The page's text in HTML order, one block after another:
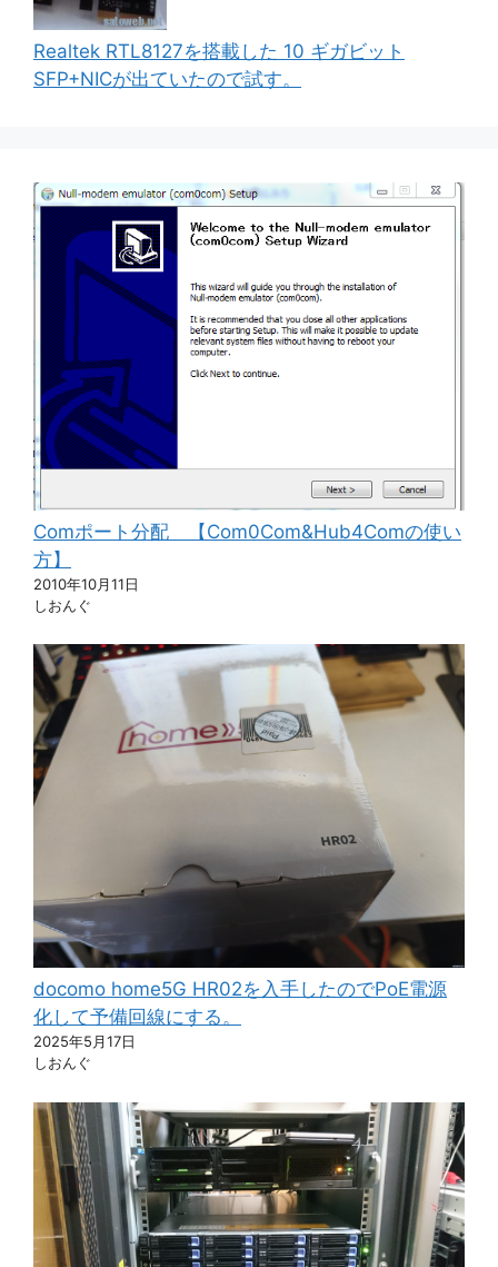
Realtek RTL8127を搭載した 10 ギガビット
SFP+NICが出ていたので試す。
Comポート分配 【Com0Com&Hub4Comの使い
方】
2010年10月11日
しおんぐ
docomo home5G HR02を入手したのでPoE電源
化して予備回線にする。
2025年5月17日
しおんぐ